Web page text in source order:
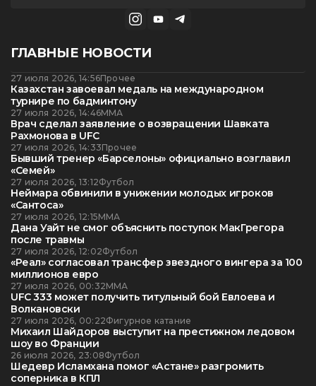
ГЛАВНЫЕ НОВОСТИ
27 июля 2026, 14:56Прочее
Казахстан завоевал медаль на международном
турнире по бадминтону
27 июля 2026, 14:46ММА
Врач сделал заявление о возвращении Шавката
Рахмонова в UFC
27 июля 2026, 14:33Прочее
Бывший тренер «Барселоны» официально возглавил
«Семей»
27 июля 2026, 13:12Футбол
Неймара обвинили в унижении молодых игроков
«Сантоса»
27 июля 2026, 12:15ММА
Дана Уайт не смог объяснить поступок МакГрегора
после травмы
27 июля 2026, 12:02Футбол
«Реал» согласовал трансфер звездного вингера за 100
миллионов евро
27 июля 2026, 00:32ММА
UFC 333 может получить титульный бой Евлоева и
Волкановски
27 июля 2026, 00:22Фигурное катание
Михаил Шайдоров выступит на престижном ледовом
шоу во Франции
26 июля 2026, 23:08Футбол
Шедевр Исламхана помог «Астане» разгромить
соперника в КПЛ